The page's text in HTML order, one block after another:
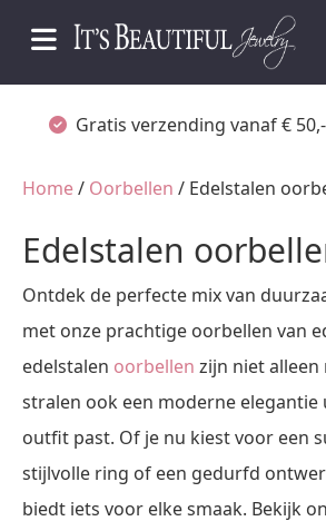
Gratis verzending vanaf € 50,-
Home/ Oorbellen / Edelstalen
Edelstalen
Ontdek de perfecte mix van
met onze prachtige oorbellen van
edelstalen oorbellen zijn niet
stralen ook een moderne elegantie
outfit past. Of je nu kiest voor een
stijlvolle ring of een gedurfd
biedt iets voor elke smaak. Bekijk